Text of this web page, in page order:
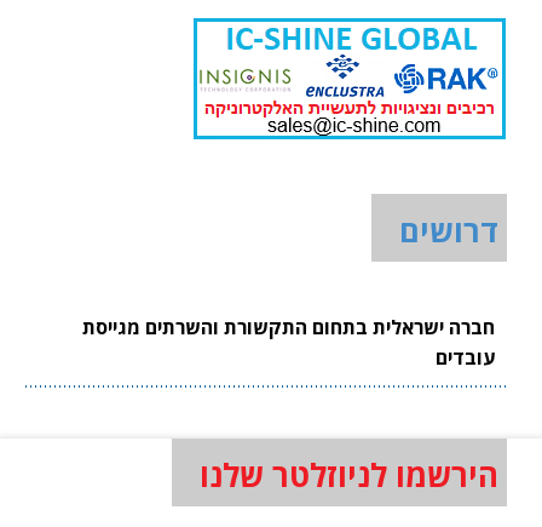
דרושים
חברה ישראלית בתחום התקשורת והשרתים מגייסת
עובדים
הירשמו לניוזלטר שלנו